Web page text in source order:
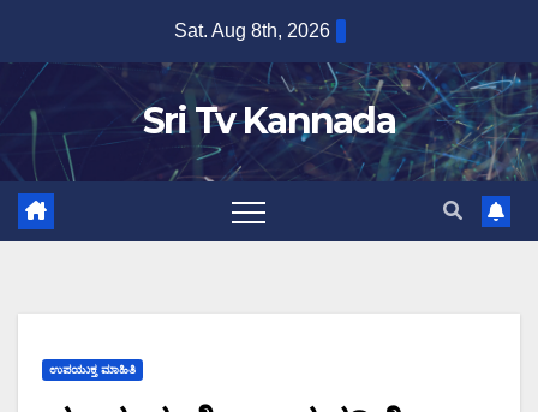
content
Sat. Aug 8th, 2026
Sri Tv Kannada
ಉಪಯುಕ್ತ ಮಾಹಿತಿ